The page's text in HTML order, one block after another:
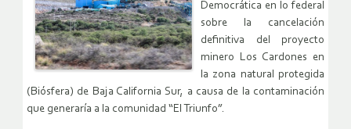
Democrática en lo federal
sobre la cancelación
definitiva del proyecto
minero Los Cardones en
la zona natural protegida
(Biósfera) de Baja California Sur, a causa de la contaminación
que generaría a la comunidad “El Triunfo”.